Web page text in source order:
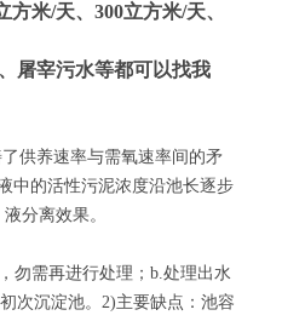
米/天、300立方米/天、
屠宰污水等都可以找我
供养速率与需氧速率间的矛
中的活性污泥浓度沿池长逐步
分离效果。
勿需再进行处理；b.处理出水
次沉淀池。2)主要缺点：池容